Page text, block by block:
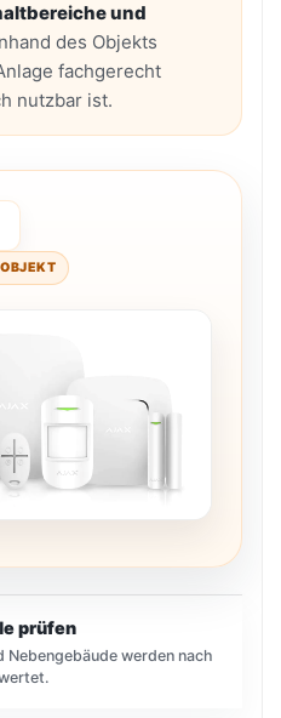
und
des Objekts
fachgerecht
nutzbar ist.
prüfen
Nebengebäude werden nach